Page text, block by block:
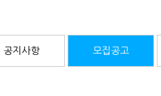
공지사항 모집공고